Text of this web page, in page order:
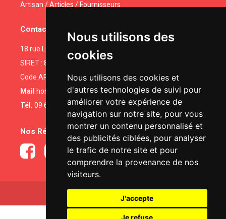
Nous utilisons des
cookies
Nous utilisons des cookies et
d'autres technologies de suivi pour
améliorer votre expérience de
navigation sur notre site, pour vous
montrer un contenu personnalisé et
des publicités ciblées, pour analyser
le trafic de notre site et pour
comprendre la provenance de nos
visiteurs.
J'accepte
Je refuse
Artisan / Articles / Fournisseurs
Contactez-nous
18 rue Legendre • 75017 PARIS
SIRET : 81491366100025
Code APE : 4332A
Mail
homeservices102@gmail.com
Tél. 09 67 01 25 79|06 04 52 48 00
Nos Réseaux Sociaux